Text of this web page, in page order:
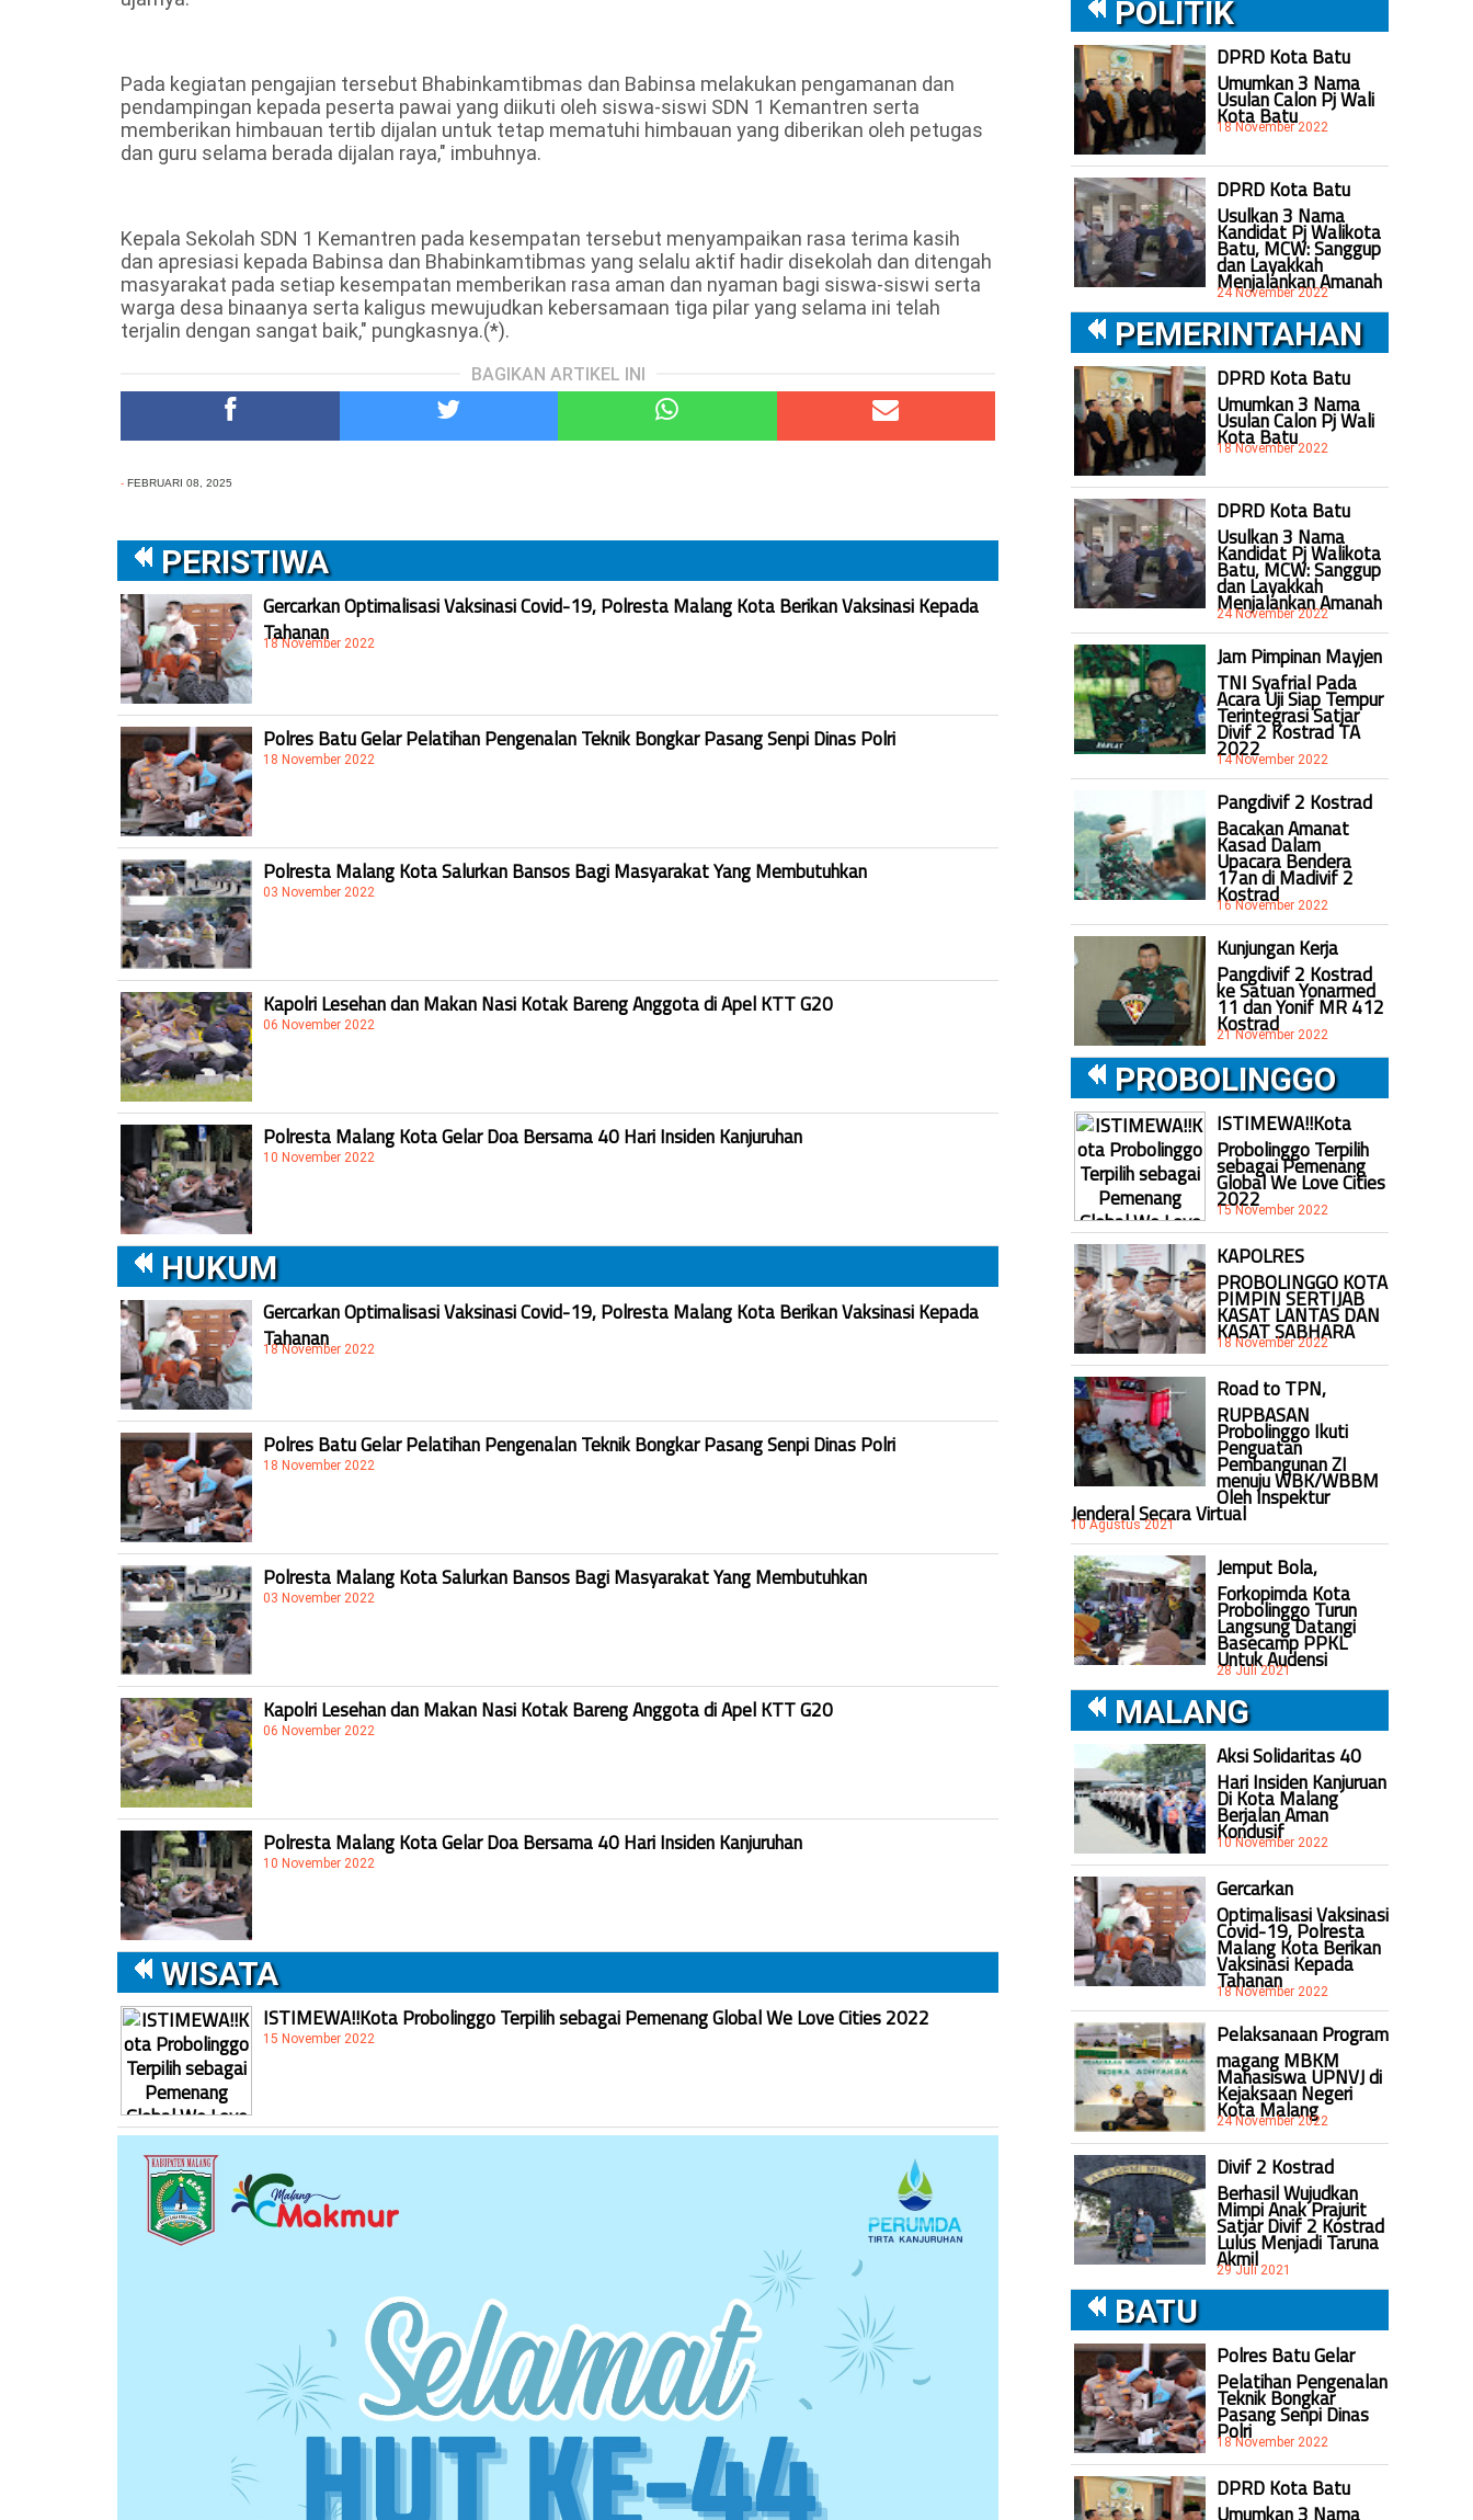
Pada kegiatan pengajian tersebut Bhabinkamtibmas dan Babinsa melakukan pengamanan dan
pendampingan kepada peserta pawai yang diikuti oleh siswa-siswi SDN 1 Kemantren serta
memberikan himbauan tertib dijalan untuk tetap mematuhi himbauan yang diberikan oleh petugas
dan guru selama berada dijalan raya," imbuhnya.
Kepala Sekolah SDN 1 Kemantren pada kesempatan tersebut menyampaikan rasa terima kasih
dan apresiasi kepada Babinsa dan Bhabinkamtibmas yang selalu aktif hadir disekolah dan ditengah
masyarakat pada setiap kesempatan memberikan rasa aman dan nyaman bagi siswa-siswi serta
warga desa binaanya serta kaligus mewujudkan kebersamaan tiga pilar yang selama ini telah
terjalin dengan sangat baik," pungkasnya.(*).
BAGIKAN ARTIKEL INI
- FEBRUARI 08, 2025
PERISTIWA
Gercarkan Optimalisasi Vaksinasi Covid-19, Polresta Malang Kota Berikan Vaksinasi Kepada
Tahanan
18 November 2022
Polres Batu Gelar Pelatihan Pengenalan Teknik Bongkar Pasang Senpi Dinas Polri
18 November 2022
Polresta Malang Kota Salurkan Bansos Bagi Masyarakat Yang Membutuhkan
03 November 2022
Kapolri Lesehan dan Makan Nasi Kotak Bareng Anggota di Apel KTT G20
06 November 2022
Polresta Malang Kota Gelar Doa Bersama 40 Hari Insiden Kanjuruhan
10 November 2022
HUKUM
Gercarkan Optimalisasi Vaksinasi Covid-19, Polresta Malang Kota Berikan Vaksinasi Kepada
Tahanan
18 November 2022
Polres Batu Gelar Pelatihan Pengenalan Teknik Bongkar Pasang Senpi Dinas Polri
18 November 2022
Polresta Malang Kota Salurkan Bansos Bagi Masyarakat Yang Membutuhkan
03 November 2022
Kapolri Lesehan dan Makan Nasi Kotak Bareng Anggota di Apel KTT G20
06 November 2022
Polresta Malang Kota Gelar Doa Bersama 40 Hari Insiden Kanjuruhan
10 November 2022
WISATA
ISTIMEWA!!Kota Probolinggo Terpilih sebagai Pemenang Global We Love Cities 2022
15 November 2022
POLITIK
DPRD Kota Batu
Umumkan 3 Nama
Usulan Calon Pj Wali
Kota Batu
18 November 2022
DPRD Kota Batu
Usulkan 3 Nama
Kandidat Pj Walikota
Batu, MCW: Sanggup
dan Layakkah
Menjalankan Amanah
24 November 2022
PEMERINTAHAN
DPRD Kota Batu
Umumkan 3 Nama
Usulan Calon Pj Wali
Kota Batu
18 November 2022
DPRD Kota Batu
Usulkan 3 Nama
Kandidat Pj Walikota
Batu, MCW: Sanggup
dan Layakkah
Menjalankan Amanah
24 November 2022
Jam Pimpinan Mayjen
TNI Syafrial Pada
Acara Uji Siap Tempur
Terintegrasi Satjar
Divif 2 Kostrad TA
2022
14 November 2022
Pangdivif 2 Kostrad
Bacakan Amanat
Kasad Dalam
Upacara Bendera
17an di Madivif 2
Kostrad
16 November 2022
Kunjungan Kerja
Pangdivif 2 Kostrad
ke Satuan Yonarmed
11 dan Yonif MR 412
Kostrad
21 November 2022
PROBOLINGGO
ISTIMEWA!!Kota
Probolinggo Terpilih
sebagai Pemenang
Global We Love Cities
2022
15 November 2022
KAPOLRES
PROBOLINGGO KOTA
PIMPIN SERTIJAB
KASAT LANTAS DAN
KASAT SABHARA
18 November 2022
Road to TPN,
RUPBASAN
Probolinggo Ikuti
Penguatan
Pembangunan ZI
menuju WBK/WBBM
Oleh Inspektur
Jenderal Secara Virtual
10 Agustus 2021
Jemput Bola,
Forkopimda Kota
Probolinggo Turun
Langsung Datangi
Basecamp PPKL
Untuk Audensi
28 Juli 2021
MALANG
Aksi Solidaritas 40
Hari Insiden Kanjuruan
Di Kota Malang
Berjalan Aman
Kondusif
10 November 2022
Gercarkan
Optimalisasi Vaksinasi
Covid-19, Polresta
Malang Kota Berikan
Vaksinasi Kepada
Tahanan
18 November 2022
Pelaksanaan Program
magang MBKM
Mahasiswa UPNVJ di
Kejaksaan Negeri
Kota Malang
24 November 2022
Divif 2 Kostrad
Berhasil Wujudkan
Mimpi Anak Prajurit
Satjar Divif 2 Kostrad
Lulus Menjadi Taruna
Akmil
29 Juli 2021
BATU
Polres Batu Gelar
Pelatihan Pengenalan
Teknik Bongkar
Pasang Senpi Dinas
Polri
18 November 2022
DPRD Kota Batu
Umumkan 3 Nama